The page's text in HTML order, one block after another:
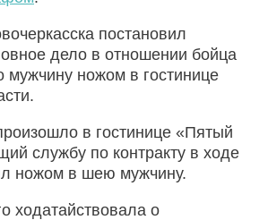
постановил
дело в отношении бойца
ножом в гостинице
в гостинице «Пятый
службу по контракту в ходе
ножом в шею мужчину.
ходатайствовала о